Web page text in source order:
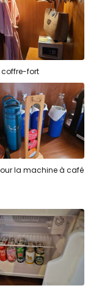
coffre-fort
la machine à café